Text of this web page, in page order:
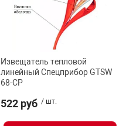
Извещатель тепловой
линейный Спецприбор GTSW
68-СР
522 руб / шт.